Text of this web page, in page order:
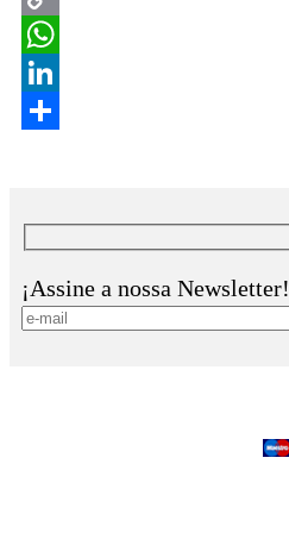
¡Assine a nossa Newsletter!